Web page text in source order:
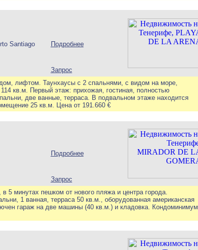
Santiago Подробнее
Запрос
лифтом. Таунхаусы с 2 спальнями, с видом на море,
кв.м. Первый этаж: прихожая, гостиная, полностью
две ванные, терраса. В подвальном этаже находится
25 кв.м. Цена от 191.660 €
Подробнее
Запрос
5 минутах пешком от нового пляжа и центра города.
1 ванная, терраса 50 кв.м., оборудованная американская
гараж на две машины (40 кв.м.) и кладовка. Кондоминимум